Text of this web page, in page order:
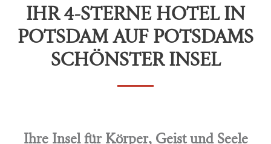
IHR 4-STERNE HOTEL IN
POTSDAM AUF POTSDAMS
SCHÖNSTER INSEL
Ihre Insel für Körper, Geist und Seele